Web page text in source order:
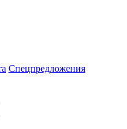
Спецпредложения